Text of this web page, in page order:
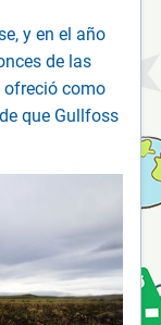
y en el año
de las
ofreció como
que Gullfoss